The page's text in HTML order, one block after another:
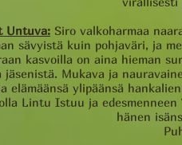
Untuva: Siro valkoharmaa
sävyistä kuin pohjaväri, ja
kasvoilla on aina hieman
jäsenistä. Mukava ja
elämäänsä ylipäänsä
Lintu Istuu ja
hänen